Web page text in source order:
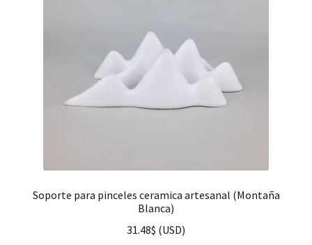
Soporte para pinceles ceramica artesanal (Montaña
Blanca)
31.48$ (USD)